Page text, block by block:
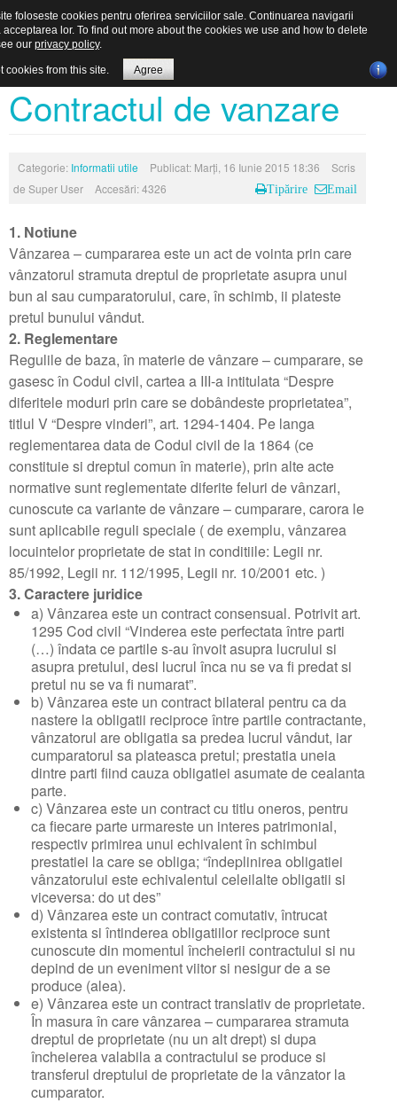
Contractul de vanzare
Categorie: Informatii utile Publicat: Marți, 16 Iunie 2015 18:36
Scris
de Super User Accesări: 4326 Tipărire Email
1. Notiune
Vânzarea – cumpararea este un act de vointa prin care
vânzatorul stramuta dreptul de proprietate asupra unui
bun al sau cumparatorului, care, în schimb, ii plateste
pretul bunului vândut.
2. Reglementare
Regulile de baza, în materie de vânzare – cumparare, se
gasesc în Codul civil, cartea a III-a intitulata “Despre
diferitele moduri prin care se dobândeste proprietatea”,
titlul V “Despre vinderi”, art. 1294-1404. Pe langa
reglementarea data de Codul civil de la 1864 (ce
constituie si dreptul comun în materie), prin alte acte
normative sunt reglementate diferite feluri de vânzari,
cunoscute ca variante de vânzare – cumparare, carora le
sunt aplicabile reguli speciale ( de exemplu, vânzarea
locuintelor proprietate de stat in conditiile: Legii nr.
85/1992, Legii nr. 112/1995, Legii nr. 10/2001 etc. )
3. Caractere juridice
a) Vânzarea este un contract consensual. Potrivit art.
1295 Cod civil “Vinderea este perfectata între parti
(…) îndata ce partile s-au învoit asupra lucrului si
asupra pretului, desi lucrul înca nu se va fi predat si
pretul nu se va fi numarat”.
b) Vânzarea este un contract bilateral pentru ca da
nastere la obligatii reciproce între partile contractante,
vânzatorul are obligatia sa predea lucrul vândut, iar
cumparatorul sa plateasca pretul; prestatia uneia
dintre parti fiind cauza obligatiei asumate de cealanta
parte.
c) Vânzarea este un contract cu titlu oneros, pentru
ca fiecare parte urmareste un interes patrimonial,
respectiv primirea unui echivalent în schimbul
prestatiei la care se obliga; “îndeplinirea obligatiei
vânzatorului este echivalentul celeilalte obligatii si
viceversa: do ut des”
d) Vânzarea este un contract comutativ, întrucat
existenta si întinderea obligatiilor reciproce sunt
cunoscute din momentul încheierii contractului si nu
depind de un eveniment viitor si nesigur de a se
produce (alea).
e) Vânzarea este un contract translativ de proprietate.
În masura în care vânzarea – cumpararea stramuta
dreptul de proprietate (nu un alt drept) si dupa
încheierea valabila a contractului se produce si
transferul dreptului de proprietate de la vânzator la
cumparator.
Home Vanzari/Inchirieri
Anunturi Vanzari
Harta anunturi Harta interactiva
Termeni si conditii de utilizare
Personal agentie
UtileInformatii utile
Colaboratori
de ce agentie imobiliara
ce inseamna agentul imobiliar
informatiile legate de prima casa
Ce persoane pot cumpara locuinte cu cota redusa de TVA?
Despre creditele imobiliare
Care sunt costurile unui credit?
depre TVA de 5%
trecere din extravilan in intravilan sau scoatere din circuitul
agricol
SCOATERE TEREN DIN CIRCUITUL AGRICOL SI
INTRODUCEREA ACESTUIA IN CIRCUITUL CIVIL
despre PUZ
cum obtinem autorizatia de construire
cum putem construi pe un teren extravilan
Cum scoatem un teren din circuitul agricol
Contractul de inchiriere
Contractul de vanzare
Adeverinta asociatia de locatari
Legea 30/2006 – privind cadastrul si publicitatea imobiliara
Legea 54 din 2 martie 1998 privind circulatia juridica a
terenurilor
Legea 145 din 27 iulie 1999 pentru modificarea si completarea
Legii locuintei nr. 114/1996
Legea 190 din 9 decembrie 1999 privind creditul ipotecar
pentru investitii imobiliare
Legea 79 din 9 mai 1997 pentru modificarea Legii nr. 85/1992
privind vanzarea de locuinte si spatii cu alta destinatie
construite din fondurile statului si din fondurile unitatilor
economice sau bugetare de stat
Legea 112 din 25 noiembrie 1995 pentru reglementarea
situatiei juridice a unor imobile cu destinatia de locuinte, trecute
in proprietatea statului
Legea 18 din 19 februarie 1991 privind fondul funciar,
republicare
ContactFormular contact
foloseste cookies pentru oferirea serviciilor sale. Continuarea navigarii
acceptarea lor. To find out more about the cookies we use and how to delete
our privacy policy.
cookies from this site. Agree